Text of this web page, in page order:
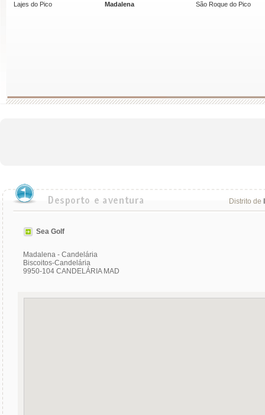
Lajes do Pico Madalena São Roque do Pico
Distrito de
Sea Golf
Madalena - Candelária
Biscoitos-Candelária
9950-104 CANDELÁRIA MAD